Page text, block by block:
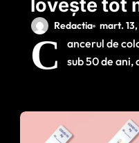
lovește tot
tineri.
cauze
Redactia mart.
C
ancerul de
sub 50 de